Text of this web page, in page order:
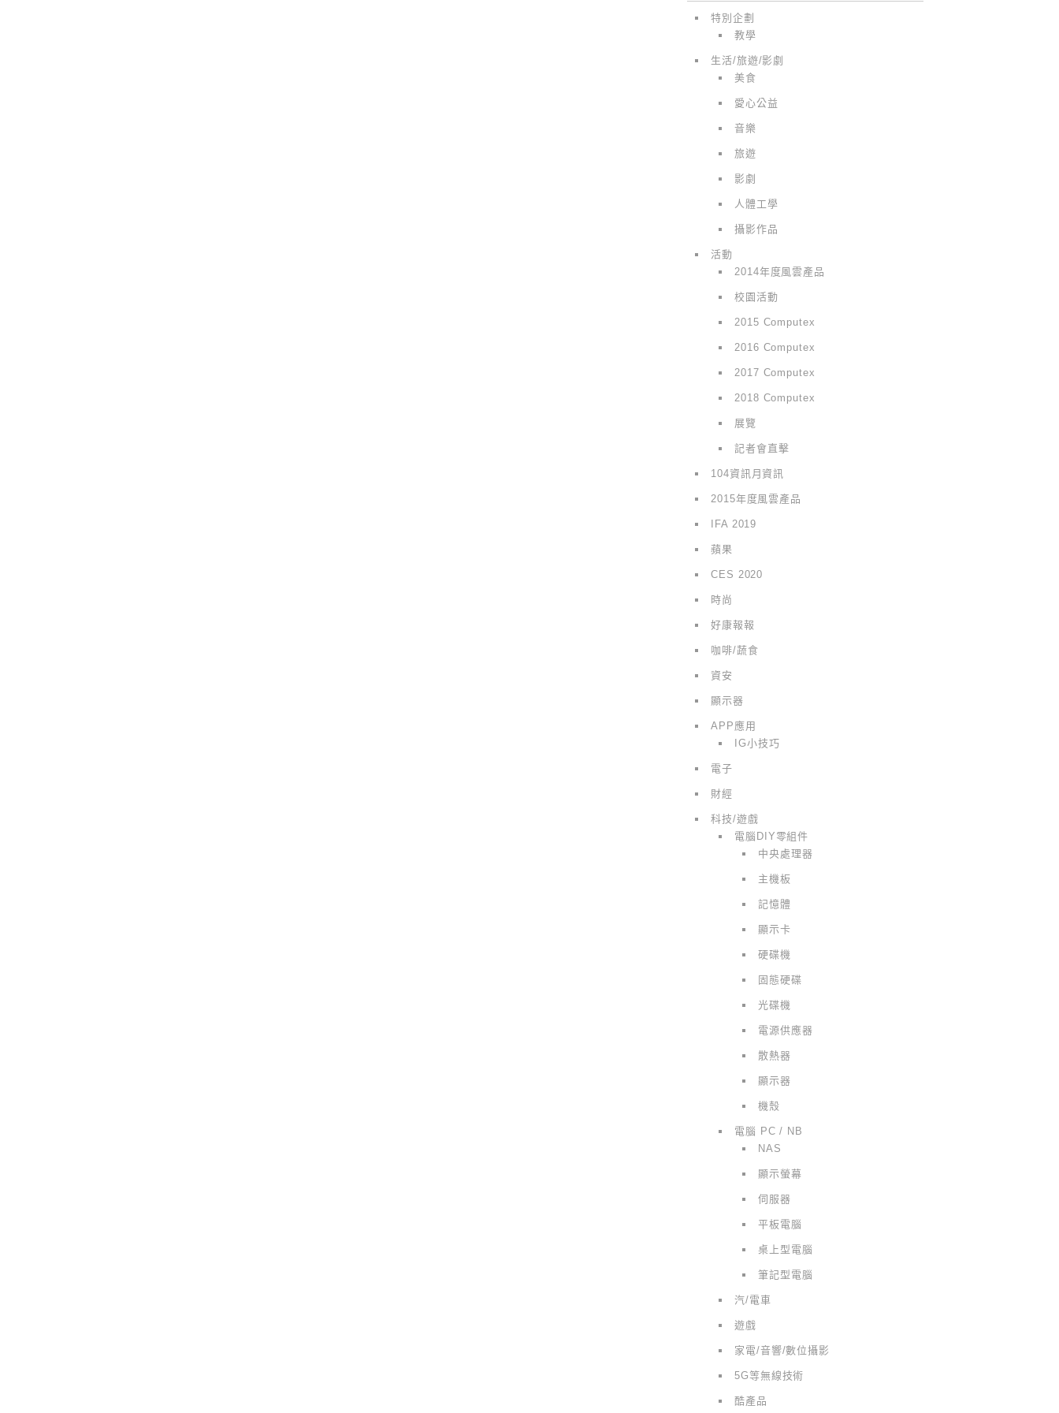
特別企劃
教學
生活/旅遊/影劇
美食
愛心公益
音樂
旅遊
影劇
人體工學
攝影作品
活動
2014年度風雲產品
校園活動
2015 Computex
2016 Computex
2017 Computex
2018 Computex
展覽
記者會直擊
104資訊月資訊
2015年度風雲產品
IFA 2019
蘋果
CES 2020
時尚
好康報報
咖啡/蔬食
資安
顯示器
APP應用
IG小技巧
電子
財經
科技/遊戲
電腦DIY零組件
中央處理器
主機板
記憶體
顯示卡
硬碟機
固態硬碟
光碟機
電源供應器
散熱器
顯示器
機殼
電腦 PC / NB
NAS
顯示螢幕
伺服器
平板電腦
桌上型電腦
筆記型電腦
汽/電車
遊戲
家電/音響/數位攝影
5G等無線技術
酷產品